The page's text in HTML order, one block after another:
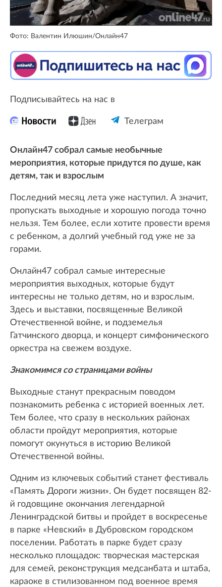
Фото: Валентин Илюшин/Онлайн47
Подписывайтесь на нас в
Телеграм
Онлайн47 собрал самые необычные
мероприятия, которые придутся по душе, как
детям, так и взрослым
Последний месяц лета уже наступил. А значит,
пропускать выходные и хорошую погода точно
нельзя. Тем более, если хотите провести время
с ребенком, а долгий учебный год уже не за
горами.
Онлайн47 собрал самые интересные
мероприятия выходных, которые будут
интересны не только детям, но и взрослым.
Здесь и выставки, посвященные Великой
Отечественной войне, и подземелья
Гатчинского дворца, и концерт симфонического
оркестра на свежем воздухе.
Знакомимся со страницами войны
Выходные станут прекрасным поводом
познакомить ребенка с историей военных лет.
Тем более, что сразу в нескольких районах
области пройдут мероприятия, которые
помогут окунуться в историю Великой
Отечественной войны.
Одним из ключевых событий станет фестиваль
«Память Дороги жизни». Он будет посвящен 82-
й годовщине окончания легендарной
Ленинградской битвы и пройдет в воскресенье
в парке «Невский» в Дубровском городском
поселении. Работать в парке будет сразу
несколько площадок: творческая мастерская
для семей, реконструкция медсанбата и штаба,
караоке в стилизованном под военное время